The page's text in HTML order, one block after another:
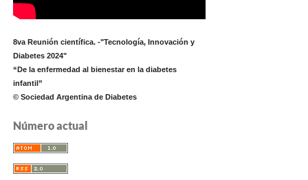
8va Reunión científica. -"Tecnología, Innovación y
Diabetes 2024"
“De la enfermedad al bienestar en la diabetes
infantil”
© Sociedad Argentina de Diabetes
Número actual